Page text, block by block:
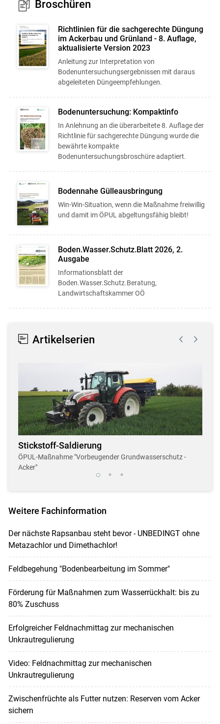
Broschüren
Richtlinien für die sachgerechte Düngung
im Ackerbau und Grünland - 8. Auflage,
aktualisierte Version 2023
Anleitung zur Interpretation von
Bodenuntersuchungsergebnissen mit daraus
abgeleiteten Düngeempfehlungen.
Bodenuntersuchung: Kompaktinfo
In Anlehnung an die überarbeitete 8. Auflage der
Richtlinie für sachgerechte Düngung wurde die
bewährte kompakte
Bodenuntersuchungsbroschüre adaptiert.
Bodennahe Gülleausbringung
Win-Win-Situation, wenn die Maßnahme freiwillig
und damit im ÖPUL abgeltungsfähig bleibt!
Boden.Wasser.Schutz.Blatt 2026, 2.
Ausgabe
Informationsblatt der
Boden.Wasser.Schutz.Beratung,
Landwirtschaftskammer OÖ
Artikelserien
Stickstoff-Saldierung
ÖPUL-Maßnahme "Vorbeugender Grundwasserschutz -
Acker"
Weitere Fachinformation
Der nächste Rapsanbau steht bevor - UNBEDINGT ohne
Metazachlor und Dimethachlor!
Feldbegehung "Bodenbearbeitung im Sommer"
Förderung für Maßnahmen zum Wasserrückhalt: bis zu
80% Zuschuss
Erfolgreicher Feldnachmittag zur mechanischen
Unkrautregulierung
Video: Feldnachmittag zur mechanischen
Unkrautregulierung
Zwischenfrüchte als Futter nutzen: Reserven vom Acker
sichern